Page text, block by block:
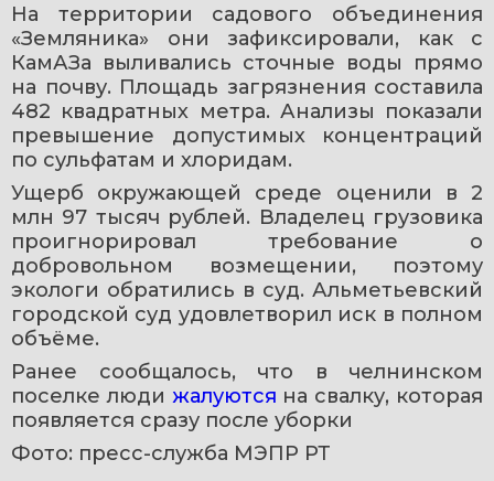
На территории садового объединения
«Земляника» они зафиксировали, как с
КамАЗа выливались сточные воды прямо
на почву. Площадь загрязнения составила
482 квадратных метра. Анализы показали
превышение допустимых концентраций
по сульфатам и хлоридам.
Ущерб окружающей среде оценили в 2
млн 97 тысяч рублей. Владелец грузовика
проигнорировал требование о
добровольном возмещении, поэтому
экологи обратились в суд. Альметьевский
городской суд удовлетворил иск в полном
объёме.
Ранее сообщалось, что в челнинском
поселке люди жалуются на свалку, которая
появляется сразу после уборки
Фото: пресс-служба МЭПР РТ